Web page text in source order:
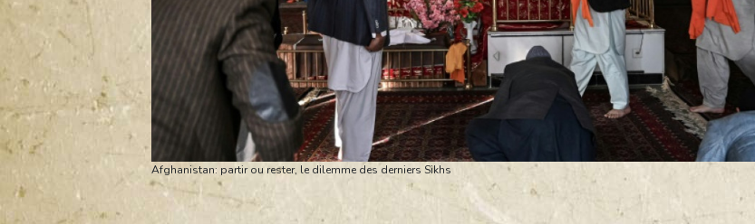
Afghanistan: partir ou rester, le dilemme des derniers Sikhs